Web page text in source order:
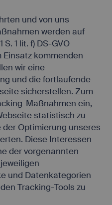
und von uns
werden auf
1 lit. f) DS-GVO
kommenden
wir eine
und die fortlaufende
sicherstellen. Zum
Maßnahmen ein,
statistisch zu
Optimierung unseres
Diese Interessen
der vorgenannten
und Datenkategorien
Tracking-Tools zu